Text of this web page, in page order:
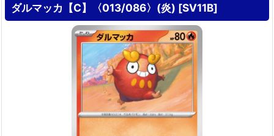
ダルマッカ【C】〈013/086〉(炎) [SV11B]